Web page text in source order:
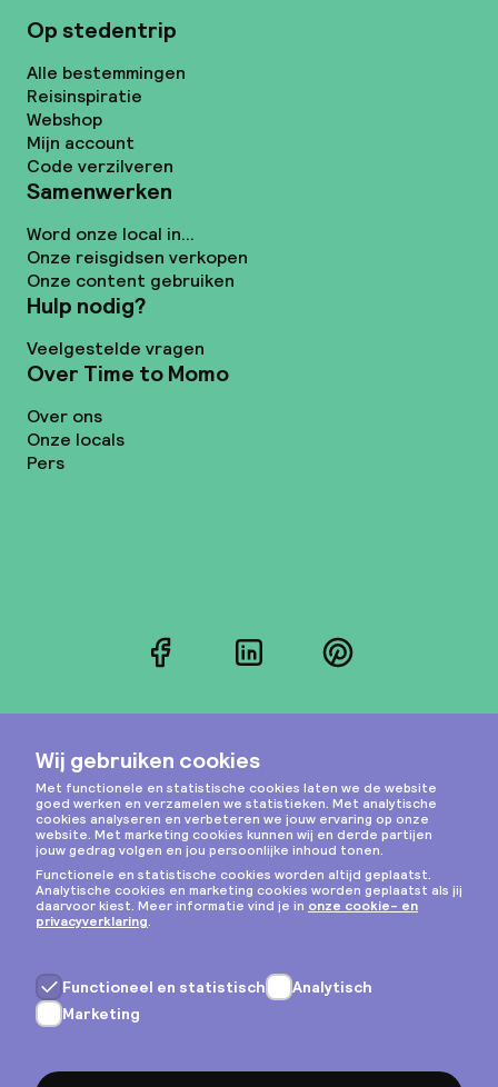
Op stedentrip
Alle bestemmingen
Reisinspiratie
Webshop
Mijn account
Code verzilveren
Samenwerken
Word onze local in...
Onze reisgidsen verkopen
Onze content gebruiken
Hulp nodig?
Veelgestelde vragen
Over Time to Momo
Over ons
Onze locals
Pers
FacebookLinkedInPinterest
Instagram
Privacy & cookies
Algemene voorwaarden